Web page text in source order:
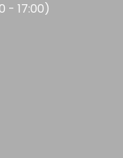
- 17:00)